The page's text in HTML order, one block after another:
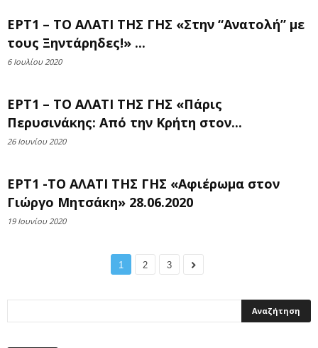
ΕΡΤ1 – ΤΟ ΑΛΑΤΙ ΤΗΣ ΓΗΣ «Στην “Ανατολή” με
τους Ξηντάρηδες!» ...
6 Ιουλίου 2020
ΕΡΤ1 – ΤΟ ΑΛΑΤΙ ΤΗΣ ΓΗΣ «Πάρις
Περυσινάκης: Από την Κρήτη στον...
26 Ιουνίου 2020
ΕΡΤ1 -ΤΟ ΑΛΑΤΙ ΤΗΣ ΓΗΣ «Αφιέρωμα στον
Γιώργο Μητσάκη» 28.06.2020
19 Ιουνίου 2020
1 2 3